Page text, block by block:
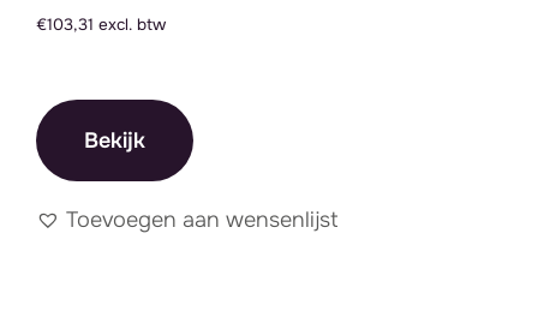
€103,31 excl. btw
Bekijk
Toevoegen aan wensenlijst